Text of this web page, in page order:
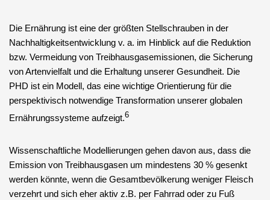
Die Ernährung ist eine der größten Stellschrauben in der
Nachhaltigkeitsentwicklung v. a. im Hinblick auf die Reduktion
bzw. Vermeidung von Treibhausgasemissionen, die Sicherung
von Artenvielfalt und die Erhaltung unserer Gesundheit. Die
PHD ist ein Modell, das eine wichtige Orientierung für die
perspektivisch notwendige Transformation unserer globalen
Ernährungssysteme aufzeigt.6
Wissenschaftliche Modellierungen gehen davon aus, dass die
Emission von Treibhausgasen um mindestens 30 % gesenkt
werden könnte, wenn die Gesamtbevölkerung weniger Fleisch
verzehrt und sich eher aktiv z.B. per Fahrrad oder zu Fuß